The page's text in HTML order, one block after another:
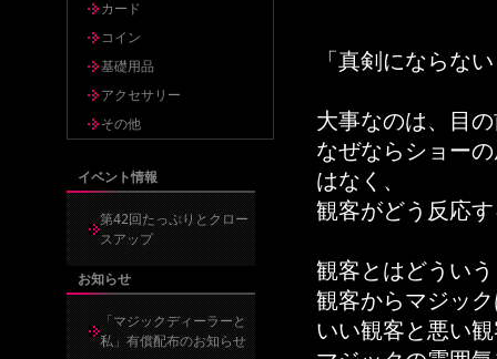
カード
コイン
基礎用品
アクセサリー
その他
イベント情報
第42回たっぷりとクロー
スアップ
お知らせ
「マジックディーラーと
私」有償配布のお知らせ
「真剣にならな
大事なのは、目
なぜならショー
はなく、
観客がどう反応
観客とはどうい
観客からマジッ
いい観客と悪い